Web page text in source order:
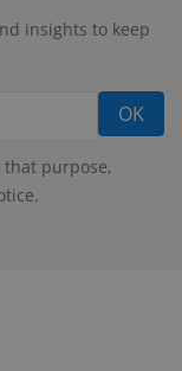
insights to keep
that purpose,